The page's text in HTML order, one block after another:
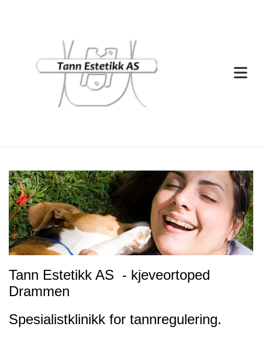
Tann Estetikk AS - kjeveortoped
Drammen
Spesialistklinikk for tannregulering.